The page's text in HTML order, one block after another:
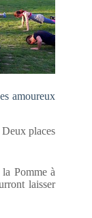
amoureux
places
Pomme à
laisser